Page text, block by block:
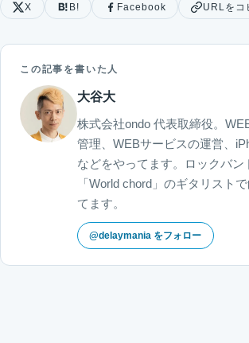
X B! Facebook URLをコ
この記事を書いた人
大谷大
株式会社ondo 代表取締役。
管理、WEBサービスの運営、
などをやってます。ロックバン
「World chord」のギタリスト
てます。
@delaymania をフォロー